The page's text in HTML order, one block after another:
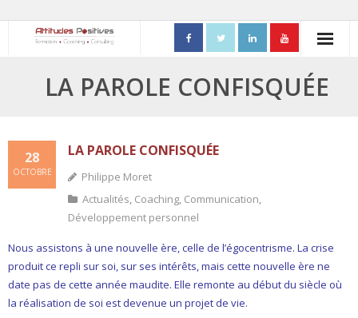
FORMATIONS
- Process Communication
- Adapter sa posture managériale
- Process Vente
- Ennéagramme
LA PAROLE CONFISQUÉE
LA PAROLE CONFISQUÉE
28
OCTOBRE
Philippe Moret
Actualités, Coaching, Communication,
Développement personnel
Nous assistons à une nouvelle ère, celle de l’égocentrisme. La crise
produit ce repli sur soi, sur ses intérêts, mais cette nouvelle ère ne
date pas de cette année maudite. Elle remonte au début du siècle où
la réalisation de soi est devenue un projet de vie.